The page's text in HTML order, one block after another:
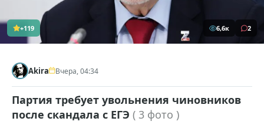
+119 6,6к 2
Akira Вчера, 04:34
Партия требует увольнения чиновников
после скандала с ЕГЭ ( 3 фото )